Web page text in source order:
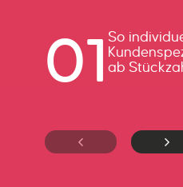
01 So
ab